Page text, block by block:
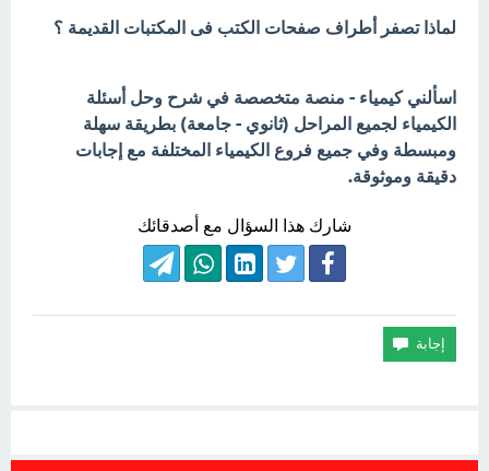
لماذا تصفر أطراف صفحات الكتب فى المكتبات القديمة ؟
اسألني كيمياء - منصة متخصصة في شرح وحل أسئلة
الكيمياء لجميع المراحل (ثانوي - جامعة) بطريقة سهلة
ومبسطة وفي جميع فروع الكيمياء المختلفة مع إجابات
دقيقة وموثوقة.
شارك هذا السؤال مع أصدقائك